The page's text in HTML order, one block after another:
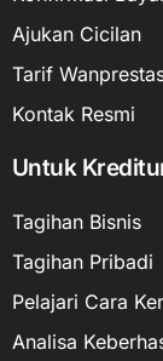
Ajukan Cicilan
Tarif
Kontak Resmi
Untuk
Tagihan Bisnis
Tagihan Pribadi
Pelajari Cara
Analisa